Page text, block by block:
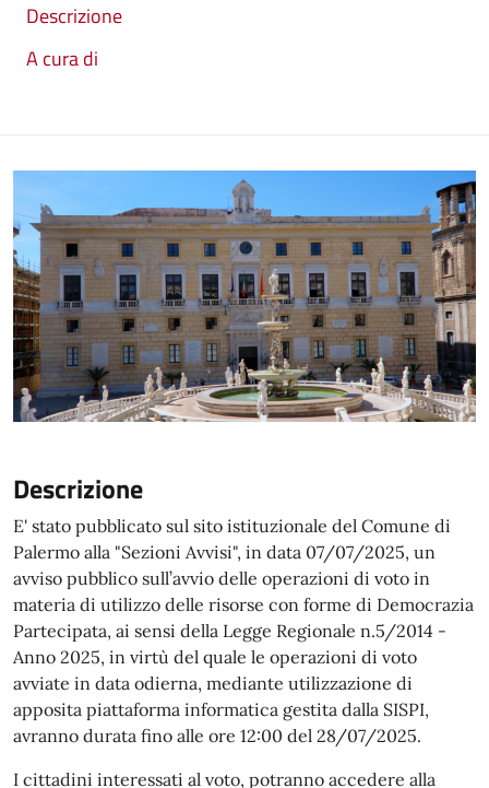
Descrizione
A cura di
Descrizione
E' stato pubblicato sul sito istituzionale del Comune di
Palermo alla "Sezioni Avvisi", in data 07/07/2025, un
avviso pubblico sull’avvio delle operazioni di voto in
materia di utilizzo delle risorse con forme di Democrazia
Partecipata, ai sensi della Legge Regionale n.5/2014 -
Anno 2025, in virtù del quale le operazioni di voto
avviate in data odierna, mediante utilizzazione di
apposita piattaforma informatica gestita dalla SISPI,
avranno durata fino alle ore 12:00 del 28/07/2025.
I cittadini interessati al voto, potranno accedere alla